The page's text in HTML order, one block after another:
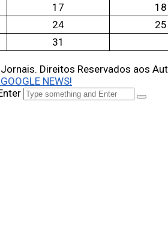
17
18
24
25
31
Direitos Reservados aos
NEWS!